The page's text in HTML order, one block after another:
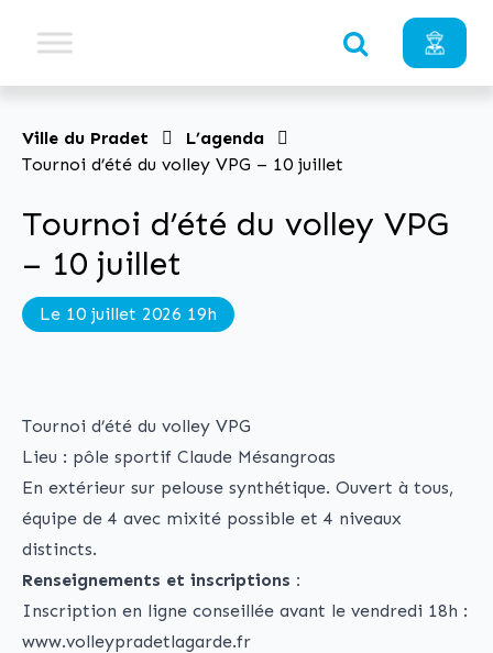
Ville du Pradet
L’agenda
Tournoi d’été du volley VPG – 10 juillet
Tournoi d’été du volley VPG
– 10 juillet
Le 10 juillet 2026 19h
Tournoi d’été du volley VPG
Lieu : pôle sportif Claude Mésangroas
En extérieur sur pelouse synthétique. Ouvert à tous,
équipe de 4 avec mixité possible et 4 niveaux
distincts.
Renseignements et inscriptions :
Inscription en ligne conseillée avant le vendredi 18h :
www.volleypradetlagarde.fr